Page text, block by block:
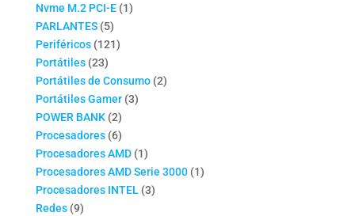
productos
Nvme M.2 PCI-E 11
PARLANTES 55
productos
Periféricos 121121
Portátiles 2323
productos
Portátiles de Consumo 22
Portátiles Gamer 33
POWER BANK 22
productos
Procesadores 66
productos
Procesadores AMD 11
producto
Procesadores AMD Serie 3000 11
Procesadores INTEL 33
Redes 99